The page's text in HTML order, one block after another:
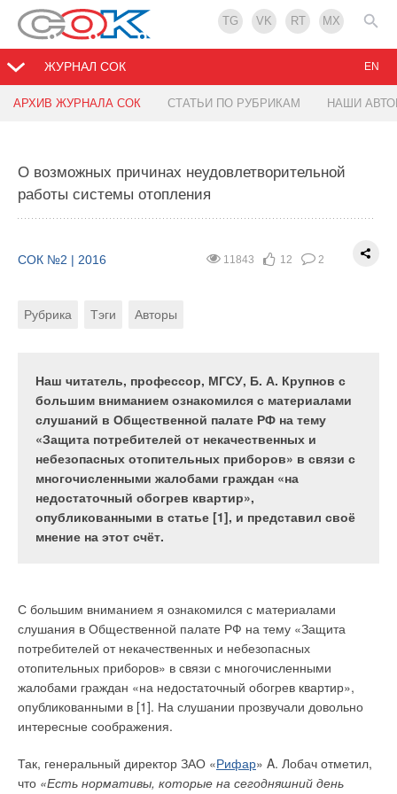
TG VK RT MX
ЖУРНАЛ СОК
АРХИВ ЖУРНАЛА СОК СТАТЬИ ПО РУБРИКАМ НАШИ
EN
О возможных причинах неудовлетворительной
работы системы отопления
11843 12 2
СОК №2 | 2016
Рубрика Тэги Авторы
Наш читатель, профессор, МГСУ, Б. А. Крупнов с
большим вниманием ознакомился с материалами
слушаний в Общественной палате РФ на тему
«Защита потребителей от некачественных и
небезопасных отопительных приборов» в связи с
многочисленными жалобами граждан «на
недостаточный обогрев квартир»,
опубликованными в статье [1], и представил своё
мнение на этот счёт.
С большим вниманием я ознакомился с материалами
слушания в Общественной палате РФ на тему «Защита
потребителей от некачественных и небезопасных
отопительных приборов» в связи с многочисленными
жалобами граждан «на недостаточный обогрев квартир»,
опубликованными в [1]. На слушании прозвучали довольно
интересные соображения.
Так, генеральный директор ЗАО «Рифар» A. Лобач отметил,
что «Есть нормативы, которые на сегодняшний день
теплоносителя
8237 0 0
СОК №2 | 2016
(расхода теплоносителя, диаметра тепловой сети
и тепловых потерь при транспортировке) в
зависимости от изменения температуры
теплоносителя. Приведены графики,
показывающие, насколько необходимо изменить
вышеуказанные параметры при снижении/
увеличении температуры теплоносителя.
конференции «Теоретические основы теплогазоснабжения и
вентиляции» НИУ МГСУ.
В настоящее время в работе систем централизованного
теплоснабжения на базе теплофикации возникли
определённые сложности. Помимо разрегулированности
сетей, колоссальной утечки теплоносителя и огромных
несоответствия фактических и проектных температурных
параметров процесса теплоснабжения. Приведение
СОК №2 | 2016
Рубрика Авторы
Рассмотрены технологии повышения надёжности
надёжности комбинированных систем
теплоснабжения, и произведена сравнительная
оценка показателей надёжности для различных
типов систем теплоснабжения по величине
вероятности их безотказной работы.
Статья подготовлена на основе материалов сборника
Анализ работы систем теплоснабжения, проведённый
сотрудниками научно-исследовательской лаборатории
«Теплоэнергетические системы и установки» (НИЛ ТЭСУ)
УлГТУ в ряде городов России, показал, что в связи с высокой
степенью физического и морального износа тепловых сетей
и основного оборудования теплоисточников надёжность
статистическими данными, например, число повреждений
при проведении гидравлических испытаний в тепловых сетях